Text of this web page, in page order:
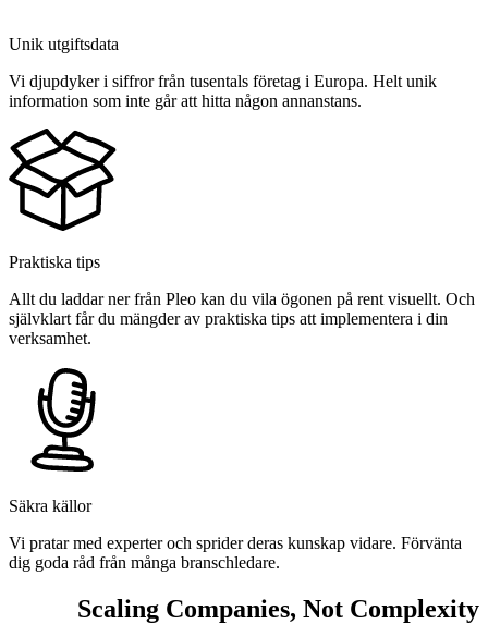
Unik utgiftsdata
Vi djupdyker i siffror från tusentals företag i Europa. Helt unik
information som inte går att hitta någon annanstans.
Praktiska tips
Allt du laddar ner från Pleo kan du vila ögonen på rent visuellt. Och
självklart får du mängder av praktiska tips att implementera i din
verksamhet.
Säkra källor
Vi pratar med experter och sprider deras kunskap vidare. Förvänta
dig goda råd från många branschledare.
Scaling Companies, Not Complexity